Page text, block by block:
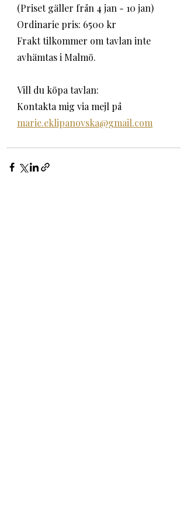
(Priset gäller från 4 jan - 10 jan)
Ordinarie pris: 6500 kr
Frakt tilkommer om tavlan inte
avhämtas i Malmö.
Vill du köpa tavlan:
Kontakta mig via mejl på
marie.eklipanovska@gmail.com